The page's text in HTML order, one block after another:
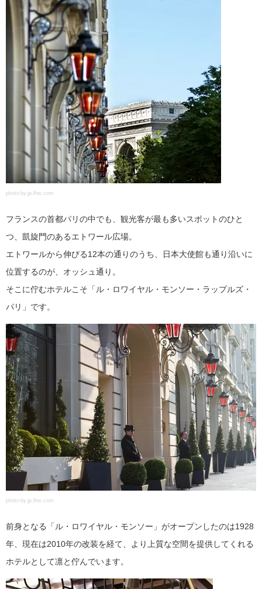
photo by jp.lhw.com
フランスの首都パリの中でも、観光客が最も多いスポットのひと
つ、凱旋門のあるエトワール広場。
エトワールから伸びる12本の通りのうち、日本大使館も通り沿いに
位置するのが、オッシュ通り。
そこに佇むホテルこそ「ル・ロワイヤル・モンソー・ラップルズ・
パリ」です。
photo by jp.lhw.com
前身となる「ル・ロワイヤル・モンソー」がオープンしたのは1928
年、現在は2010年の改装を経て、より上質な空間を提供してくれる
ホテルとして凛と佇んでいます。